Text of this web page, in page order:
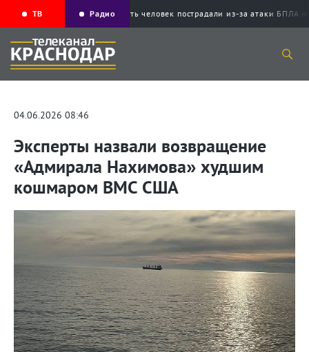
ТВ Радио Пять человек пострадали из-за атаки
04.06.2026 08:46
Эксперты назвали возвращение
«Адмирала Нахимова» худшим
кошмаром ВМС США